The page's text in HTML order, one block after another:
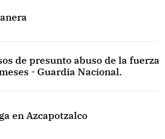
de presunto abuso de la fuerza
- Guardia Nacional.
en Azcapotzalco